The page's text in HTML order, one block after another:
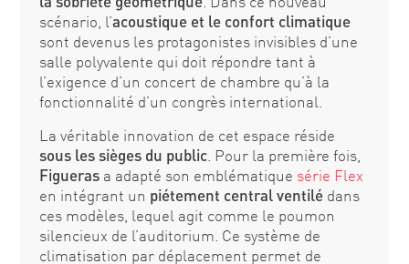
scénario, l’acoustique et le confort climatique
sont devenus les protagonistes invisibles d’une
salle polyvalente qui doit répondre tant à
l’exigence d’un concert de chambre qu’à la
fonctionnalité d’un congrès international.
La véritable innovation de cet espace réside
sous les sièges du public. Pour la première fois,
Figuerasa adapté son emblématique série Flex
en intégrant un piétement central ventilédans
ces modèles, lequel agit comme le poumon
silencieux de l’auditorium. Ce système de
climatisation par déplacement permet de